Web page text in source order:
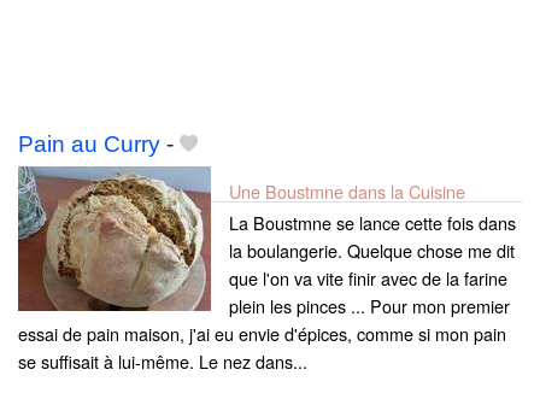
Pain au Curry -
Une Boustmne dans la Cuisine
La Boustmne se lance cette fois dans
la boulangerie. Quelque chose me dit
que l'on va vite finir avec de la farine
plein les pinces ... Pour mon premier
essai de pain maison, j'ai eu envie d'épices, comme si mon pain
se suffisait à lui-même. Le nez dans...